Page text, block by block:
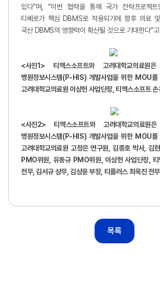
있다”며, “이번 협력을 통해 국가 전략프로젝
티베로가 핵심 DBMS로 적용되기에 향후 의료
국산 DBMS의 영향력이 확산될 것으로 기대한다”
<사진1> 티맥스소프트와 고려대학교의료원
병원정보시스템(P-HIS) 개발사업을 위한 MOU를
고려대학교의료원 이상헌 사업단장, 티맥스소프트
<사진2> 티맥스소프트와 고려대학교의료원
병원정보시스템(P-HIS) 개발사업을 위한 MOU를
고려대학교의료원 고정은 연구원, 김종호 박사, 김
PMO위원, 유동규 PMO위원, 이상헌 사업단장, 티
전무, 김서규 상무, 김상윤 부장, 티플러스 최욱진 전
목록